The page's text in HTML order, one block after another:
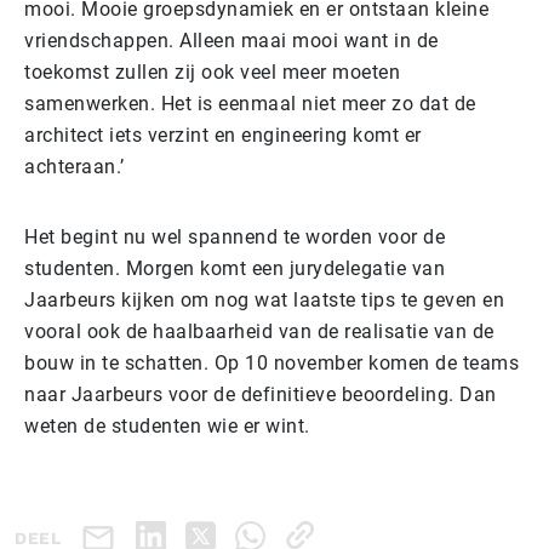
mooi. Mooie groepsdynamiek en er ontstaan kleine
vriendschappen. Alleen maai mooi want in de
toekomst zullen zij ook veel meer moeten
samenwerken. Het is eenmaal niet meer zo dat de
architect iets verzint en engineering komt er
achteraan.’
Het begint nu wel spannend te worden voor de
studenten. Morgen komt een jurydelegatie van
Jaarbeurs kijken om nog wat laatste tips te geven en
vooral ook de haalbaarheid van de realisatie van de
bouw in te schatten. Op 10 november komen de teams
naar Jaarbeurs voor de definitieve beoordeling. Dan
weten de studenten wie er wint.
DEEL